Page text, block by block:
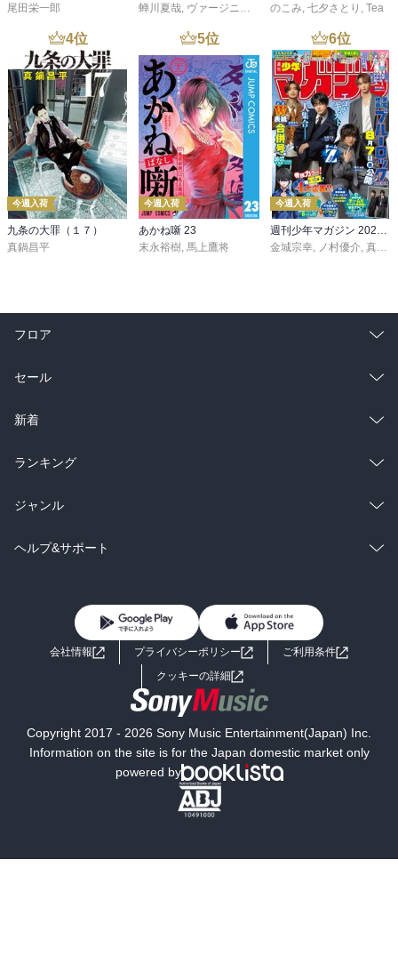
尾田栄一郎
蝉川夏哉 ヴァージニア二等兵 ,転
のこみ 七夕さとり Tea
4位
今週入荷
九条の大罪（１７）
真鍋昌平
5位
今週入荷
あかね噺 23
末永裕樹, 馬上鷹将
6位
今週入荷
週刊少年マガジン 2026年36・37号[2026年8月5日発売]
金城宗幸, ノ村優介, 真島ヒロ
フロア
総合
ラノベ
雑誌・グラビア
BL・TL
セール
総合
ラノベ
雑誌・グラビア
BL・TL
新着
総合
ラノベ
雑誌・グラビア
ランキング
総合
ラノベ
ジャンル
コミック
ライトノベル 男子向けラノベ
小説
海外小説
ミステリー SF
文学
ヘルプ&サポート
よくあるご質問 お問い合わせ
会社情報 プライバシーポリシー
ご利用条件
クッキーの詳細
Copyright 2017 - 2026 Sony Music Entertainment(Japan) Inc.
Information on the site is for the Japan domestic market only
powered by